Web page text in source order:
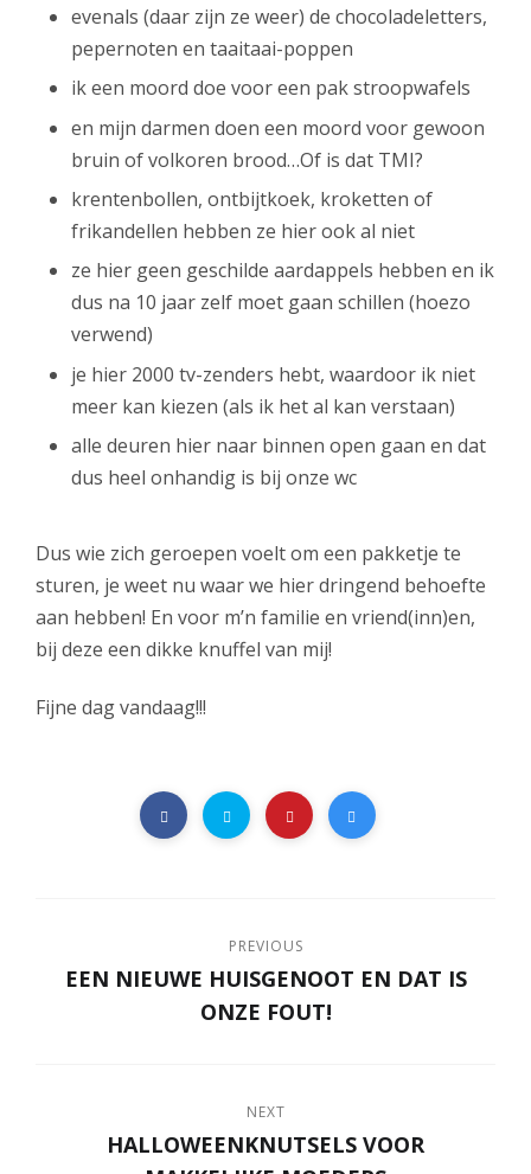
evenals (daar zijn ze weer) de chocoladeletters,
pepernoten en taaitaai-poppen
ik een moord doe voor een pak stroopwafels
en mijn darmen doen een moord voor gewoon
bruin of volkoren brood…Of is dat TMI?
krentenbollen, ontbijtkoek, kroketten of
frikandellen hebben ze hier ook al niet
ze hier geen geschilde aardappels hebben en ik
dus na 10 jaar zelf moet gaan schillen (hoezo
verwend)
je hier 2000 tv-zenders hebt, waardoor ik niet
meer kan kiezen (als ik het al kan verstaan)
alle deuren hier naar binnen open gaan en dat
dus heel onhandig is bij onze wc
Dus wie zich geroepen voelt om een pakketje te
sturen, je weet nu waar we hier dringend behoefte
aan hebben! En voor m’n familie en vriend(inn)en,
bij deze een dikke knuffel van mij!
Fijne dag vandaag!!!
PREVIOUS
EEN NIEUWE HUISGENOOT EN DAT IS
ONZE FOUT!
NEXT
HALLOWEENKNUTSELS VOOR